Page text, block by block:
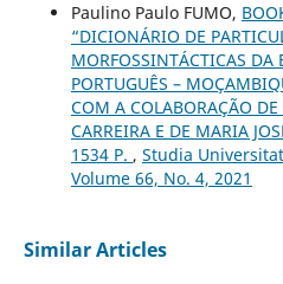
Paulino Paulo FUMO,
“DICIONÁRIO DE
MORFOSSINTÁCTICAS DA
PORTUGUÊS –
COM A COLABORAÇÃO
CARREIRA E DE MARIA
1534 P. , Studia
Volume 66, No. 4, 2021
Similar Articles